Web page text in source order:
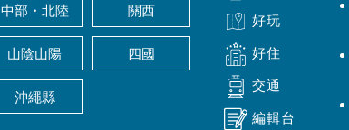
中部・北陸 關西
山陰山陽 四國
沖繩縣
好玩
好住
交通
編輯台